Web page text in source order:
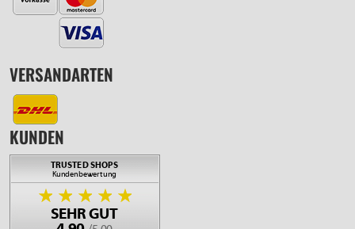
VERSANDARTEN
KUNDEN